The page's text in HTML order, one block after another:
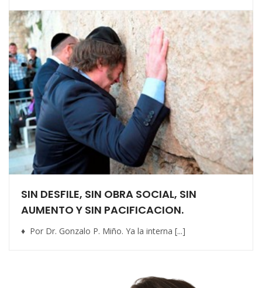
SIN DESFILE, SIN OBRA SOCIAL, SIN
AUMENTO Y SIN PACIFICACION.
♦ Por Dr. Gonzalo P. Miño. Ya la interna [...]